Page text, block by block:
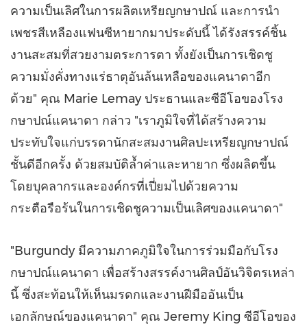
ความเป็นเลิศในการผลิตเหรียญกษาปณ์ และการนำ
เพชรสีเหลืองแฟนซีหายากมาประดับนี้ ได้รังสรรค์ชิ้น
งานสะสมที่สวยงามตระการตา ทั้งยังเป็นการเชิดชู
ความมั่งคั่งทางแร่ธาตุอันล้นเหลือของแคนาดาอีก
ด้วย" คุณ Marie Lemayประธานและซีอีโอของโรง
กษาปณ์แคนาดา กล่าว "เราภูมิใจที่ได้สร้างความ
ประทับใจแก่บรรดานักสะสมงานศิลปะเหรียญกษาปณ์
ชั้นดีอีกครั้ง ด้วยสมบัติล้ำค่าและหายาก ซึ่งผลิตขึ้น
โดยบุคลากรและองค์กรที่เปี่ยมไปด้วยความ
กระตือรือร้นในการเชิดชูความเป็นเลิศของแคนาดา"
"Burgundy มีความภาคภูมิใจในการร่วมมือกับโรง
กษาปณ์แคนาดา เพื่อสร้างสรรค์งานศิลป์อันวิจิตรเหล่า
นี้ ซึ่งสะท้อนให้เห็นมรดกและงานฝีมืออันเป็น
เอกลักษณ์ของแคนาดา" คุณ Jeremy King ซีอีโอของ